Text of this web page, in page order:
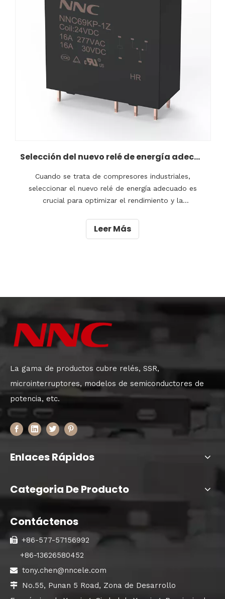
Selección del nuevo relé de energía adecuado para compresores industriales
Cuando se trata de compresores industriales,
seleccionar el nuevo relé de energía adecuado es
crucial para optimizar el rendimiento y la
mercado, puede resultar abrumador elegir el relé más
adecuado para sus necesidades específicas.En este
Leer Más
La gama de productos cubre relés, SSR,
microinterruptores, modelos de semiconductores de
potencia, etc.
Enlaces Rápidos
Categoria De Producto
Contáctenos
 +86-577-57156992
+86-13626580452
 tony.chen@nncele.com

No.55, Punan 5 Road, Zona de Desarrollo